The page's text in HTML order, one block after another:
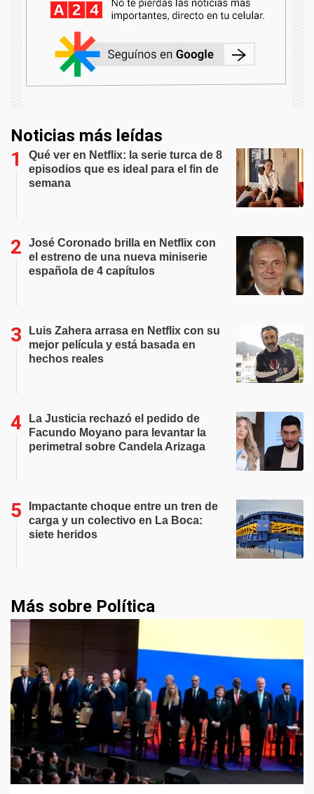
Noticias más leídas
Qué ver en Netflix: la serie turca de 8
episodios que es ideal para el fin de
semana
José Coronado brilla en Netflix con
el estreno de una nueva miniserie
española de 4 capítulos
Luis Zahera arrasa en Netflix con su
mejor película y está basada en
hechos reales
La Justicia rechazó el pedido de
Facundo Moyano para levantar la
perimetral sobre Candela Arizaga
Impactante choque entre un tren de
carga y un colectivo en La Boca:
siete heridos
Más sobre Política